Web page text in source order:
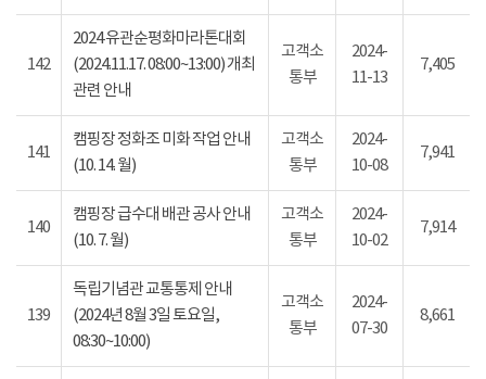
142
2024 유관순평화마라톤대회
(2024.11.17. 08:00~13:00) 개최
관련 안내
고객소
통부
2024-
11-13
7,405
141
캠핑장 정화조 미화 작업 안내
(10. 14. 월)
고객소
통부
2024-
10-08
7,941
140
캠핑장 급수대 배관 공사 안내
(10. 7. 월)
고객소
통부
2024-
10-02
7,914
139
독립기념관 교통통제 안내
(2024년 8월 3일 토요일,
08:30~10:00)
고객소
통부
2024-
07-30
8,661